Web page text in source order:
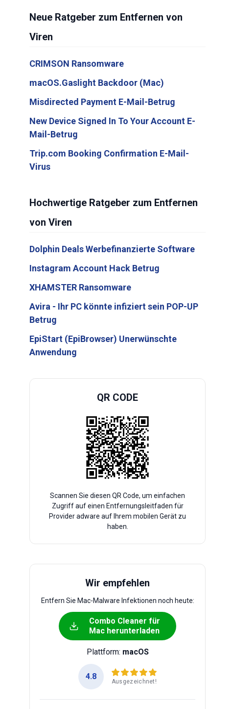
Neue Ratgeber zum Entfernen von
Viren
CRIMSON Ransomware
macOS.Gaslight Backdoor (Mac)
Misdirected Payment E-Mail-Betrug
New Device Signed In To Your Account E-
Mail-Betrug
Trip.com Booking Confirmation E-Mail-
Virus
Hochwertige Ratgeber zum Entfernen
von Viren
Dolphin Deals Werbefinanzierte Software
Instagram Account Hack Betrug
XHAMSTER Ransomware
Avira - Ihr PC könnte infiziert sein POP-UP
Betrug
EpiStart (EpiBrowser) Unerwünschte
Anwendung
QR CODE
Scannen Sie diesen QR Code, um einfachen
Zugriff auf einen Entfernungsleitfaden für
Provider adware auf Ihrem mobilen Gerät zu
haben.
Wir empfehlen
Entfern Sie Mac-Malware Infektionen noch heute:
Combo Cleaner für
Mac herunterladen
Plattform: macOS
4.8
Ausgezeichnet!